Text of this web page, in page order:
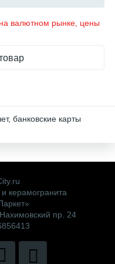
валютном рынке, цены
банковские карты
керамогранита
пр. 24